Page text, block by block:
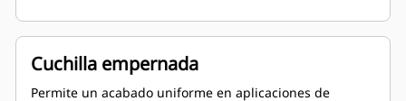
Cuchilla empernada
Permite un acabado uniforme en aplicaciones de